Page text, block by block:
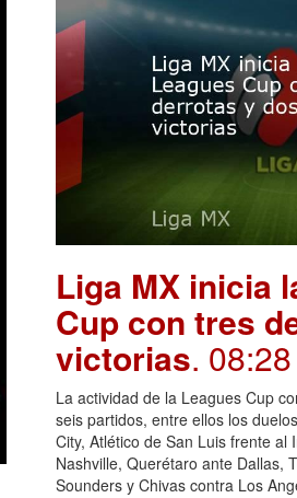
Liga MX inicia
Cup con tres
victorias. 08:28
La actividad de la Leagues Cup
seis partidos, entre ellos los
City, Atlético de San Luis frente al
Nashville, Querétaro ante Dallas,
Sounders y Chivas contra Los